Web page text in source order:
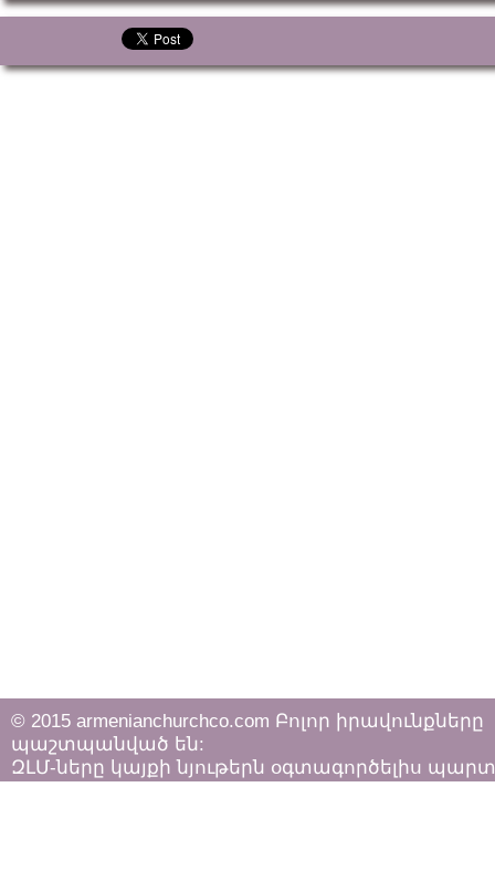
© 2015 armenianchurchco.com Բոլոր իրավունքները
պաշտպանված են:
ԶԼՄ-ները կայքի նյութերն օգտագործելիս